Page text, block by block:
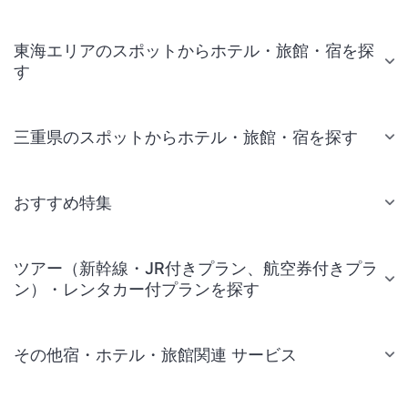
東海エリアのスポットからホテル・旅館・宿を探
す
三重県のスポットからホテル・旅館・宿を探す
おすすめ特集
ツアー（新幹線・JR付きプラン、航空券付きプラ
ン）・レンタカー付プランを探す
その他宿・ホテル・旅館関連 サービス